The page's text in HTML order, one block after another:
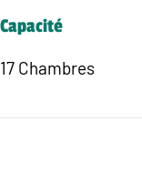
Capacité
17 Chambres